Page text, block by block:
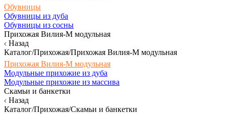
Обувницы
Обувницы из дуба
Обувницы из сосны
Прихожая Вилия-М модульная
Назад
Каталог/Прихожая/Прихожая Вилия-М модульная
Прихожая Вилия-М модульная
Модульные прихожие из дуба
Модульные прихожие из массива
Скамьи и банкетки
Назад
Каталог/Прихожая/Скамьи и банкетки